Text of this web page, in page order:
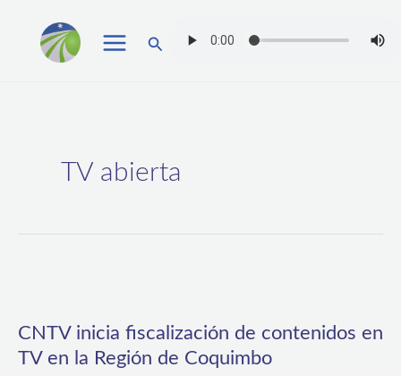
Buscar
TV abierta
CNTV inicia fiscalización de contenidos en
TV en la Región de Coquimbo
fiscalización